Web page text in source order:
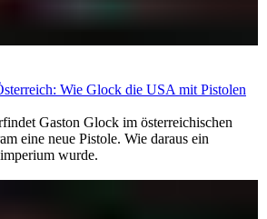
Wie Glock die USA mit Pistolen
Gaston Glock im österreichischen
eine neue Pistole. Wie daraus ein
wurde.